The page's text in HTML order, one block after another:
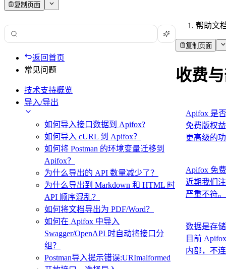
复制页面
返回首页
常见问题
技术支持概览
导入/导出
如何导入接口数据到 Apifox?
如何导入 cURL 到 Apifox？
如何将 Postman 的环境变量迁移到
Apifox？
为什么导出的 API 数量减少了？
为什么导出到 Markdown 和 HTML 时
API 顺序混乱？
如何将文档导出为 PDF/Word？
如何在 Apifox 中导入
Swagger/OpenAPI 时自动将接口分
组？
Postman导入提示错误:URImalformed
帮助文
复制页面
收费
Apifox 是
免费版权
更高级的
Apifox 免
近期我们
严重不符
数据是存
目前
内部，不